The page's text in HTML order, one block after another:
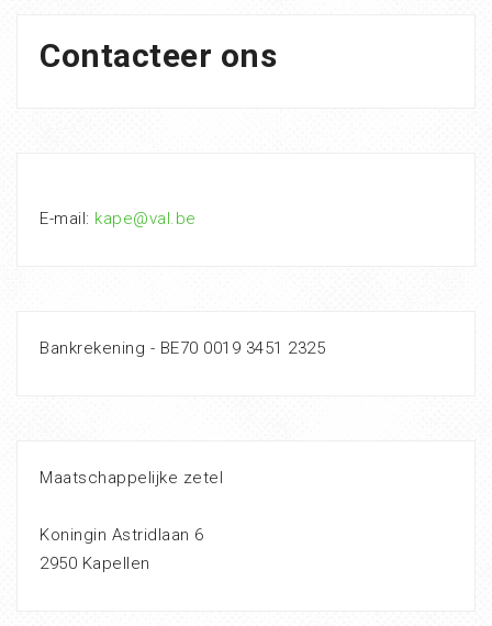
Contacteer ons
E-mail: kape@val.be
Bankrekening - BE70 0019 3451 2325
Maatschappelijke zetel
Koningin Astridlaan 6
2950 Kapellen